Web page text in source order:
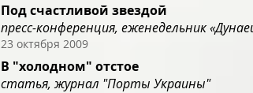
Под счастливой звездой
пресс-конференция, еженедельник
23 октября 2009
В "холодном" отстое
статья, журнал "Порты Украины"